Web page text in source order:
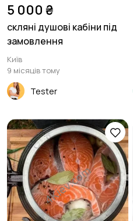
5 000 ₴
скляні душові кабіни під
замовлення
Київ
9 місяців тому
Tester